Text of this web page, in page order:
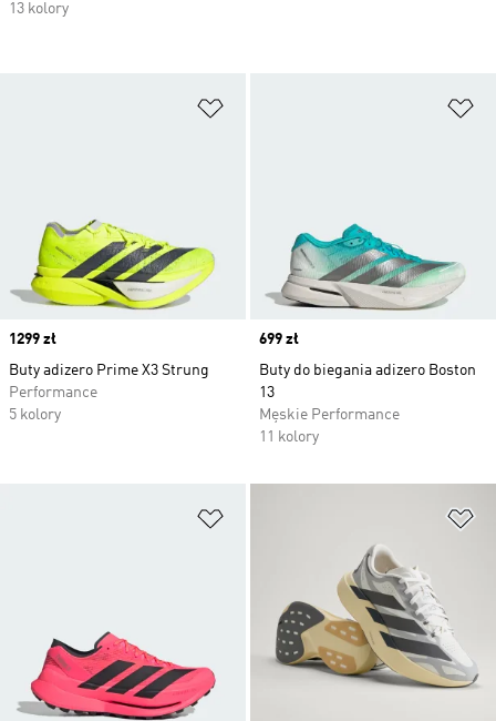
Price
1299 zł
Buty adizero Prime X3 Strung
Performance
5 kolory
Price
699 zł
Buty do biegania adizero Boston
13
Męskie Performance
11 kolory
13 kolory